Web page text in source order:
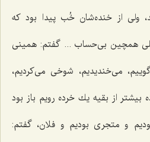
ولی از خنده‌شان خُب پیدا بود كه
همچین بی‌حساب ... گفتم: همینی
می‌خندیدیم، شوخی می‌كردیم،
از بقیه یك خرده رویم باز بود
و متجری بودیم و فلان، گفتم: